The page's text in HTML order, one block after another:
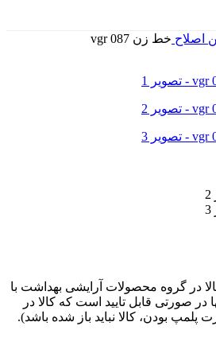
اصلاح خط زن vgr 087
در گروه محصولات آرایشی بهداشت با
در صورتی قابل تایید است که کالا در
پلمپ بودن، کالا نباید باز شده باشد).